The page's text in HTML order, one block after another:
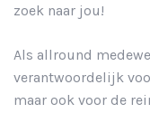
zoek naar jou!
Als allround
verantwoordelijk
maar ook voor de